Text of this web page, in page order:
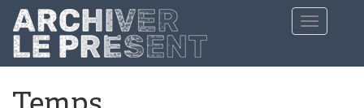
Aller au contenu principal
Toggle
navigation